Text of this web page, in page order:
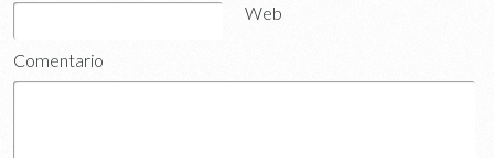
Web
Comentario